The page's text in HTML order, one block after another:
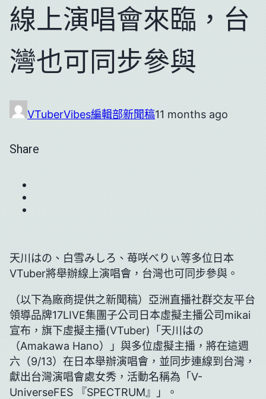
線上演唱會來臨，台
灣也可同步參與
VTuberVibes編輯部新聞稿11 months ago
Share
天川はの、白雪みしろ、苺咲べりぃ等多位日本
VTuber將舉辦線上演唱會，台灣也可同步參與。
（以下為廠商提供之新聞稿）亞洲直播社群交友平台
領導品牌17LIVE集團子公司日本虛擬主播公司mikai
宣布，旗下虛擬主播(VTuber)「天川はの
（Amakawa Hano）」與多位虛擬主播，將在這週
六（9/13）在日本舉辦演唱會，並同步連線到台灣，
獻出台灣演唱會處女秀，活動名稱為「V-
UniverseFES 『SPECTRUM』」。